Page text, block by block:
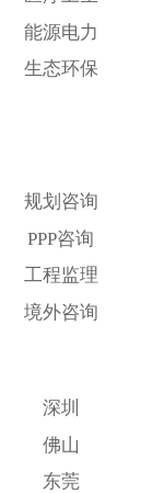
能源电力
生态环保
规划咨询
PPP咨询
工程监理
境外咨询
深圳
佛山
东莞